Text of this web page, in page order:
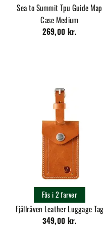
Sea to Summit Tpu Guide Map
Case Medium
269,00 kr.
Fjällräven Leather Luggage Tag
349,00 kr.
Fås i 2 farver